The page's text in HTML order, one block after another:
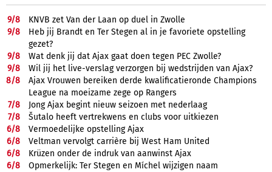
9/8
KNVB zet Van der Laan op duel in Zwolle
9/8
Heb jij Brandt en Ter Stegen al in je favoriete opstelling
gezet?
9/8
Wat denk jij dat Ajax gaat doen tegen PEC Zwolle?
9/8
Wil jij het live-verslag verzorgen bij wedstrijden van Ajax?
8/8
Ajax Vrouwen bereiken derde kwalificatieronde Champions
League na moeizame zege op Rangers
7/8
Jong Ajax begint nieuw seizoen met nederlaag
7/8
Šutalo heeft vertrekwens en clubs voor uitkiezen
6/8
Vermoedelijke opstelling Ajax
6/8
Veltman vervolgt carrière bij West Ham United
6/8
Krüzen onder de indruk van aanwinst Ajax
6/8
Opmerkelijk: Ter Stegen en Míchel wijzigen naam